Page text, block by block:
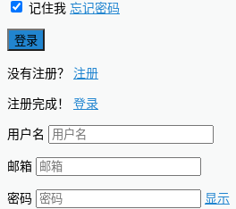
记住我 忘记密码
没有注册？ 注册
注册完成！ 登录
用户名
邮箱
密码 显示